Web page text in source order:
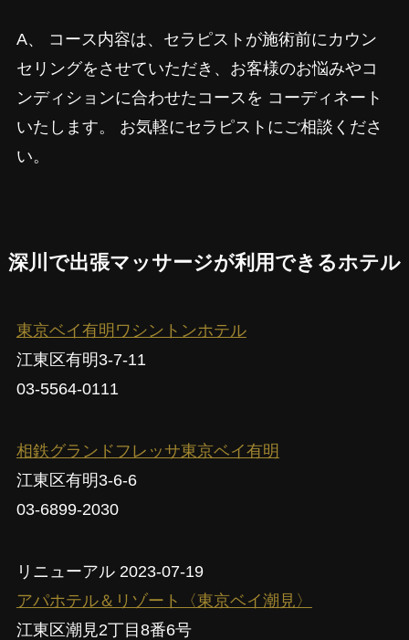
A、 コース内容は、セラピストが施術前にカウン
セリングをさせていただき、お客様のお悩みやコ
ンディションに合わせたコースを コーディネート
いたします。 お気軽にセラピストにご相談くださ
い。
深川で出張マッサージが利用できるホテル
東京ベイ有明ワシントンホテル
江東区有明3-7-11
03-5564-0111
相鉄グランドフレッサ東京ベイ有明
江東区有明3-6-6
03-6899-2030
リニューアル 2023-07-19
アパホテル＆リゾート〈東京ベイ潮見〉
江東区潮見2丁目8番6号